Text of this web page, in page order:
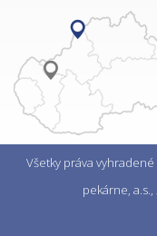
Všetky práva
pekárne, a.s.,